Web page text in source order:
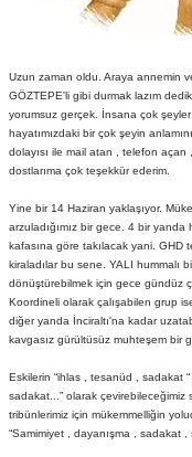
Uzun zaman oldu. Araya annemin
GÖZTEPE'li gibi durmak lazım
yorumsuz gerçek. İnsana çok
hayatımızdaki bir çok şeyin
dolayısı ile mail atan , telefon
dostlarıma çok teşekkür ederim.
Yine bir 14 Haziran yaklaşıyor.
arzuladığımız bir gece. 4 bir yanda
kafasına göre takılacak yani. GHD
kiraladılar bu sene. YALI hummalı
dönüştürebilmek için gece gündüz
Koordineli olarak çalışabilen grup
diğer yanda İnciraltı'na kadar
kavgasız gürültüsüz muhteşem bir
Eskilerin “ihlas , tesanüd , sadakat
sadakat...” olarak çevirebileceğimiz
tribünlerimiz için mükemmelliğin
“Samimiyet , dayanışma , sadakat ,